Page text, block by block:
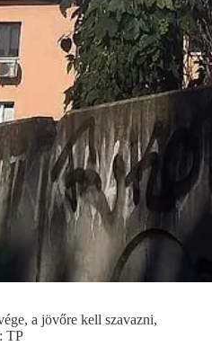
a jövőre kell szavazni,
TP